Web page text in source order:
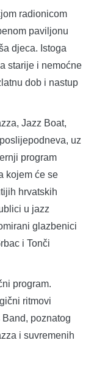
radionicom
paviljonu
djeca. Istoga
starije i nemoćne
dob i nastup
Jazz Boat,
uz
program
kojem će se
hrvatskih
u jazz
glazbenici
i Tonči
program.
ritmovi
poznatog
i suvremenih